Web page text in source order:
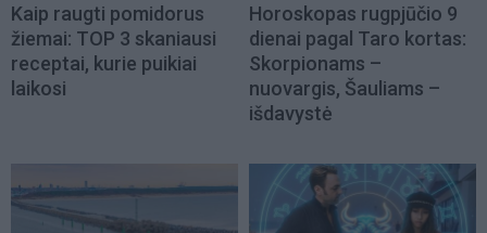
Kaip raugti pomidorus
žiemai: TOP 3 skaniausi
receptai, kurie puikiai
laikosi
Horoskopas rugpjūčio 9
dienai pagal Taro kortas:
Skorpionams –
nuovargis, Šauliams –
išdavystė